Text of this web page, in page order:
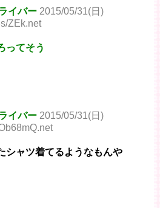
イバー 2015/05/31(日)
ZEk.net
ってそう
イバー 2015/05/31(日)
シャツ着てるようなもんや